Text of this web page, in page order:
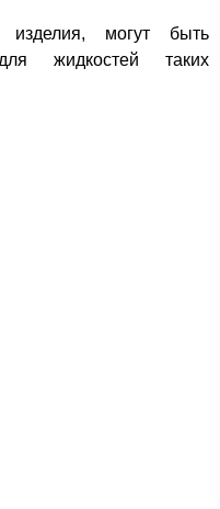
могут быть
жидкостей таких